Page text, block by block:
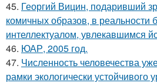
45. Георгий Вицин, подаривший
комичных образов, в реальности
интеллектуалом, увлекавшимся
46. ЮАР, 2005 год.
47. Численность человечества
рамки экологически устойчивого